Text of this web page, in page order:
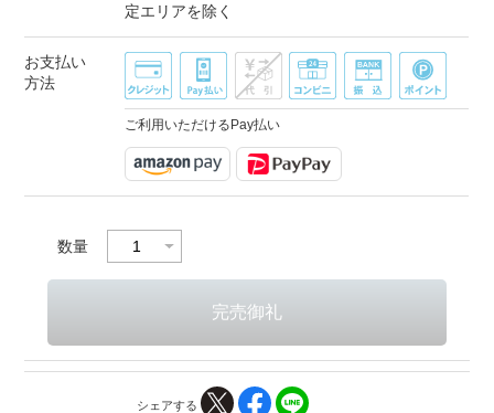
定エリアを除く
お支払い
方法
ご利用いただけるPay払い
数量
シェアする